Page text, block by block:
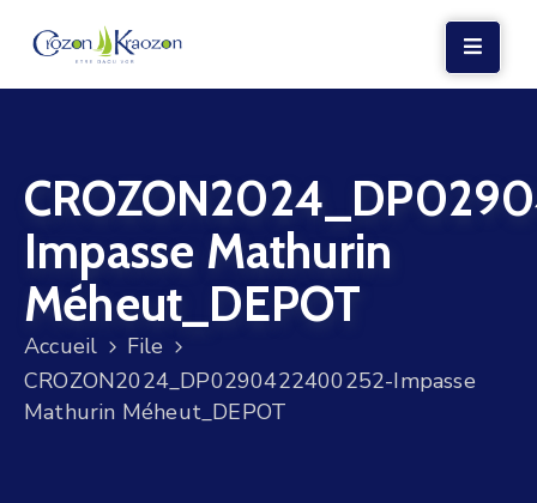
VIE
LOCALE
VIE
SOCIALE
TERRE
ET
MER
Impasse Mathurin
Méheut_DEPOT
Accueil
File
CROZON2024_DP0290422400252-Impasse
Mathurin Méheut_DEPOT